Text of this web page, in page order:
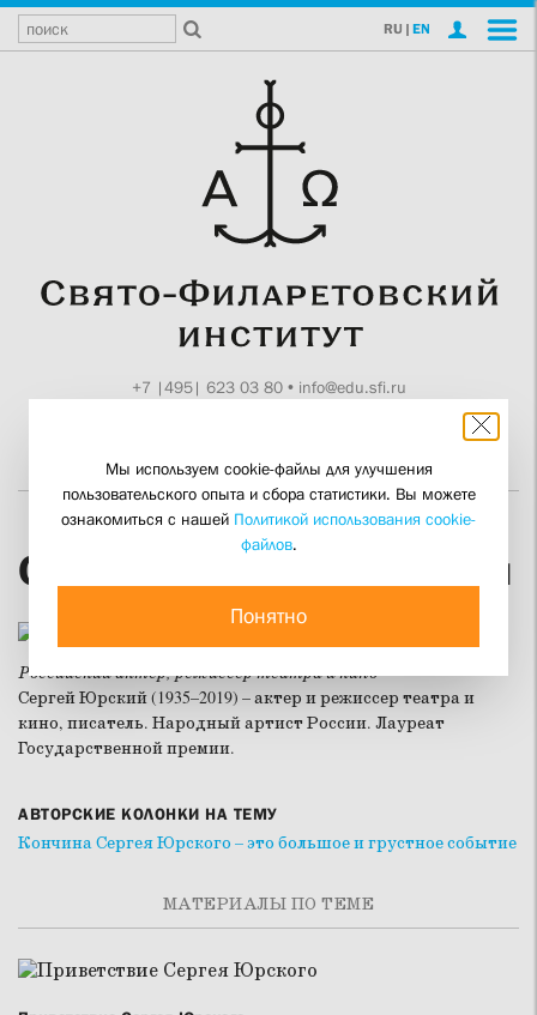
RU | EN
+7 |495| 623 03 80• info@edu.sfi.ru
Сергей Юрьевич Юрский
Российский актер, режиссер театра и кино
Сергей Юрский (1935–2019) – актер и режиссер театра и
кино, писатель. Народный артист России. Лауреат
Государственной премии.
АВТОРСКИЕ КОЛОНКИ НА ТЕМУ
Кончина Сергея Юрского – это большое и грустное событие
МАТЕРИАЛЫ ПО ТЕМЕ
Мы используем cookie-файлы для улучшения
пользовательского опыта и сбора статистики. Вы можете
ознакомиться с нашей Политикой использования cookie-
файлов.
Понятно